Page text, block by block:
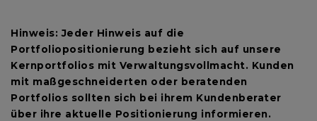
Hinweis: Jeder Hinweis auf die
Portfoliopositionierung bezieht sich auf unsere
Kernportfolios mit Verwaltungsvollmacht. Kunden
mit maßgeschneiderten oder beratenden
Portfolios sollten sich bei ihrem Kundenberater
über ihre aktuelle Positionierung informieren.